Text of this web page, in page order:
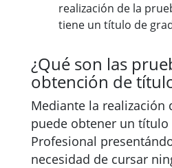
realización de la
tiene un título de
¿Qué son las
obtención de
Mediante la realización
puede obtener un título
Profesional
necesidad de cursar